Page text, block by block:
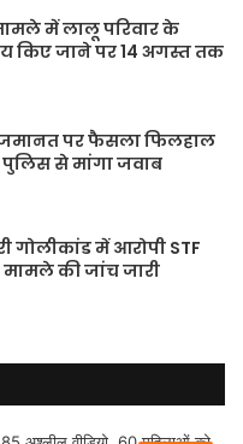
में लालू परिवार के
किए जाने पर 14 अगस्त तक
पर फैसला फिलहाल
पुलिस से मांगा जवाब
गोलीकांड में आरोपी STF
की जांच जारी